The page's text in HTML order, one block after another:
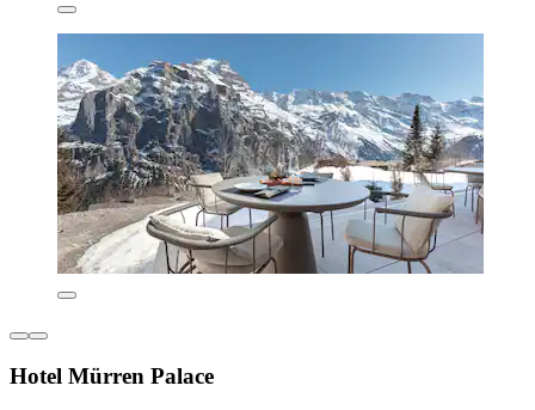
Hotel Mürren Palace